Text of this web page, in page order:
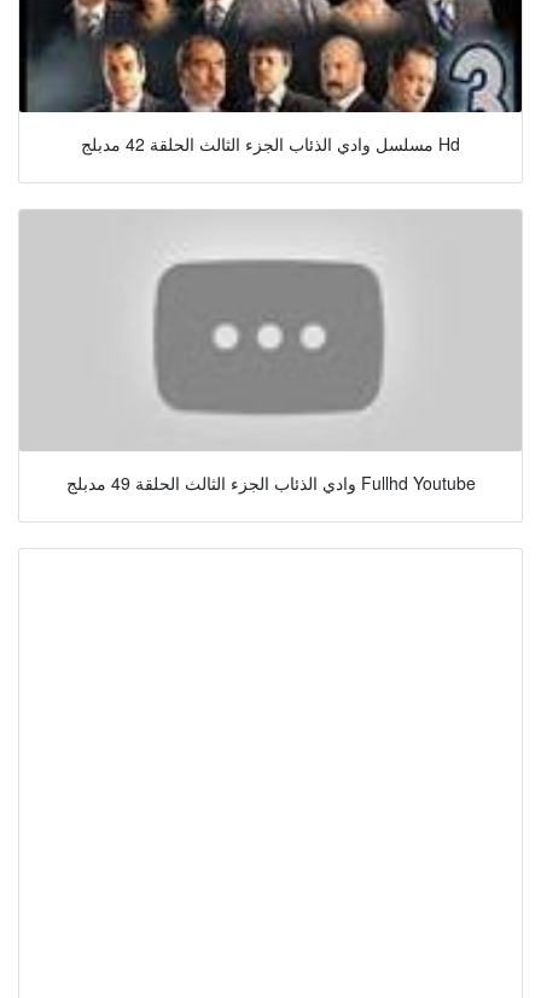
مسلسل وادي الذئاب الجزء الثالث الحلقة 42 مدبلج Hd
وادي الذئاب الجزء الثالث الحلقة 49 مدبلج Fullhd Youtube